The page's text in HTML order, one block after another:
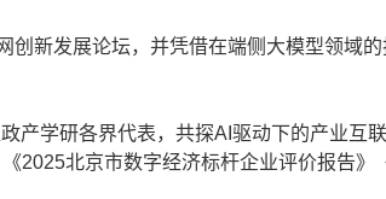
新发展论坛，并凭借在端侧大模型领域的
学研各界代表，共探AI驱动下的产业互
2025北京市数字经济标杆企业评价报告》